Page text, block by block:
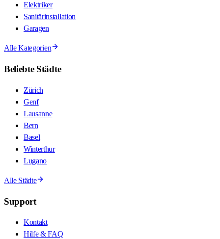
Elektriker
Sanitärinstallation
Garagen
Alle Kategorien
Beliebte Städte
Zürich
Genf
Lausanne
Bern
Basel
Winterthur
Lugano
Alle Städte
Support
Kontakt
Hilfe & FAQ